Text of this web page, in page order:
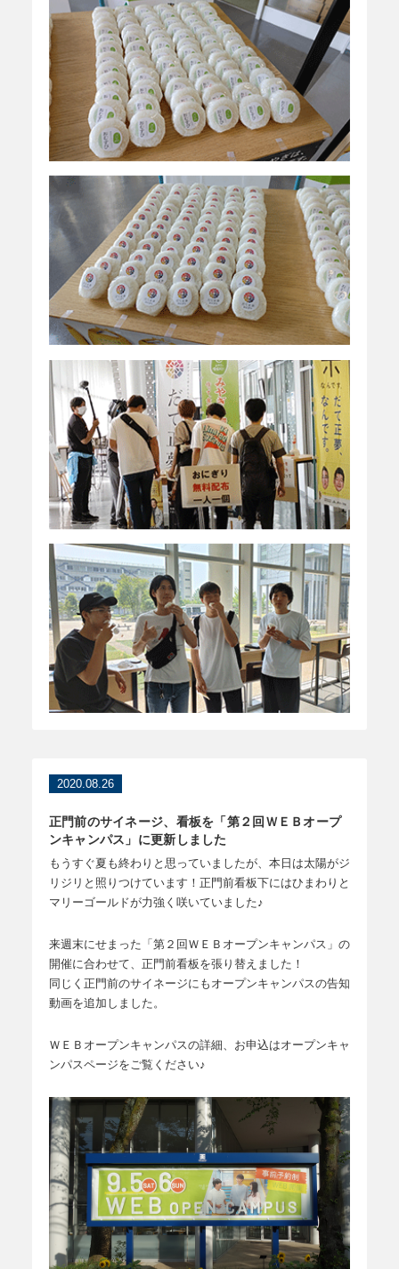
2020.08.26
正門前のサイネージ、看板を「第２回ＷＥＢオープ
ンキャンパス」に更新しました
もうすぐ夏も終わりと思っていましたが、本日は太陽がジ
リジリと照りつけています！正門前看板下にはひまわりと
マリーゴールドが力強く咲いていました♪
来週末にせまった「第２回ＷＥＢオープンキャンパス」の
開催に合わせて、正門前看板を張り替えました！
同じく正門前のサイネージにもオープンキャンパスの告知
動画を追加しました。
ＷＥＢオープンキャンパスの詳細、お申込はオープンキャ
ンパスページをご覧ください♪